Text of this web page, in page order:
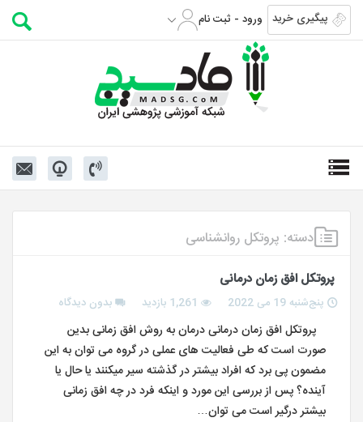
پیگیری خرید ورود - ثبت نام
دسته: پروتکل روانشناسی
پروتکل افق زمان درمانی
پنج‌شنبه 19 می 2022 1,261 بازدید بدون دیدگاه
پروتکل افق زمان درمانی درمان به روش افق زمانی بدین
صورت است که طی فعالیت های عملی در گروه می توان به این
مضمون پی برد که افراد بیشتر در گذشته سیر میکنند یا حال یا
آینده؟ پس از بررسی این مورد و اینکه فرد در چه افق زمانی
بیشتر درگیر است می توان…